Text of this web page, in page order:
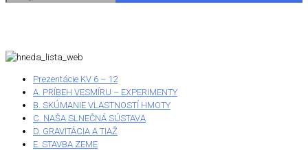
Prezentácie KV 6 – 12
A. PRÍBEH VESMÍRU – EXPERIMENTY
B. SKÚMANIE VLASTNOSTÍ HMOTY
C. NAŠA SLNEČNÁ SÚSTAVA
D. GRAVITÁCIA A TIAŽ
E. STAVBA ZEME